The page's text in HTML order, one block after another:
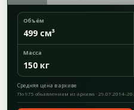
Объём
499 см³
Масса
150 кг
Средняя цена в архиве
По 975 объявлениям из архива ·